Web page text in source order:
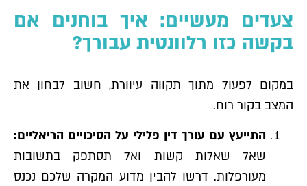
צעדים מעשיים: איך בוחנים אם
בקשה כזו רלוונטית עבורך?
במקום לפעול מתוך תקווה עיוורת, חשוב לבחון את
המצב בקור רוח.
התייעץ עם עורך דין פלילי על הסיכויים הריאליים:
שאל שאלות קשות ואל תסתפק בתשובות
מעורפלות. דרשו להבין מדוע המקרה שלכם נכנס